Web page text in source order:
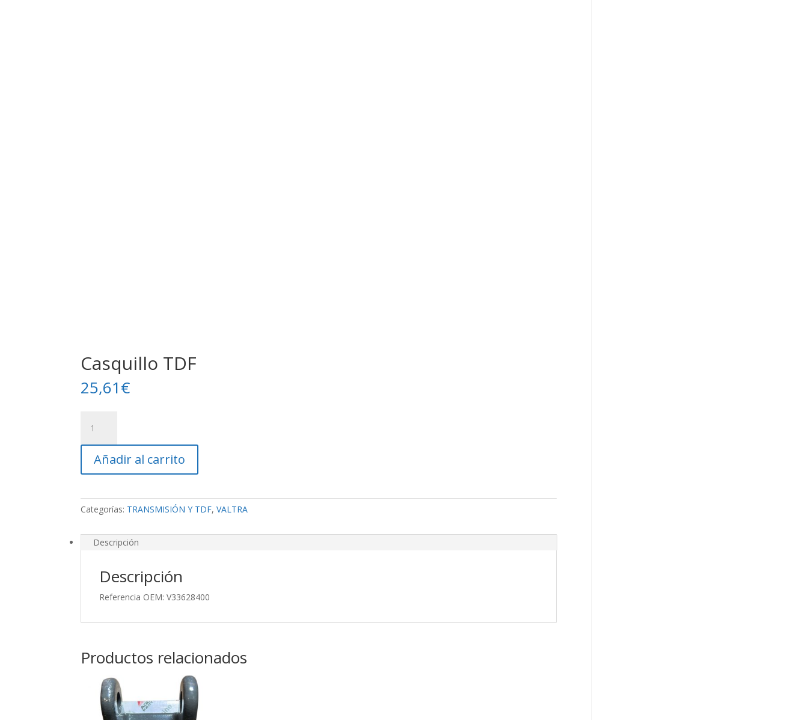
Casquillo TDF
25,61€
TDF
cantidad
Añadir al carrito
Categorías: TRANSMISIÓN Y TDF,VALTRA
Descripción
Descripción
Referencia OEM: V33628400
Productos relacionados